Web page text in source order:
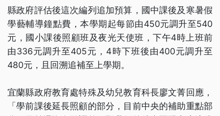
縣政府評估後這次編列追加預算，國中課後及寒暑假
學藝輔導鐘點費，本學期起每節由450元調升至540
元，國小課後照顧班及夜光天使班，下午4時上班前
由336元調升至405元，4時下班後由400元調升至
480元，且回溯追補至上學期。
宜蘭縣政府教育處特殊及幼兒教育科長廖文菁回應，
「學前課後延長照顧的部分，目前中央的補助重點部